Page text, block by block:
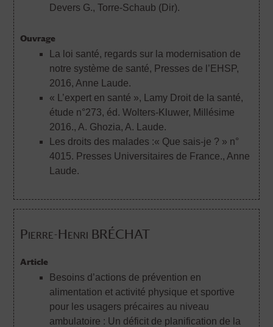
Devers G., Torre-Schaub (Dir).
Ouvrage
La loi santé, regards sur la modernisation de
notre système de santé, Presses de l’EHSP,
2016, Anne Laude.
« L’expert en santé », Lamy Droit de la santé,
étude n°273, éd. Wolters-Kluwer, Millésime
2016., A. Ghozia, A. Laude.
Les droits des malades :« Que sais-je ? » n°
4015. Presses Universitaires de France., Anne
Laude.
Pierre-Henri BRÉCHAT
Article
Besoins d’actions de prévention en
alimentation et activité physique et sportive
pour les usagers précaires au niveau
ambulatoire : Un déficit de planification de la